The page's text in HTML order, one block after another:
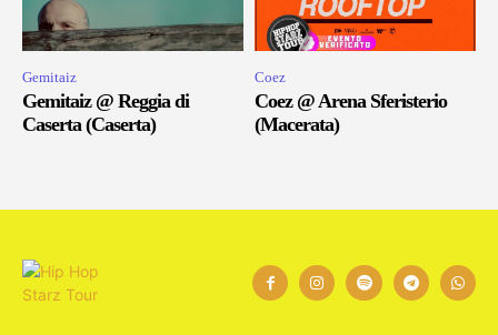
Gemitaiz
Gemitaiz @ Reggia di
Caserta (Caserta)
Coez
Coez @ Arena Sferisterio
(Macerata)